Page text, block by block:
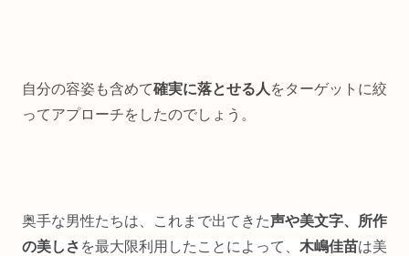
自分の容姿も含めて確実に落とせる人 をターゲットに絞
ってアプローチをしたのでしょう。
奥手な男性たちは、これまで出てきた声や美文字、所作
の美しさ を最大限利用したことによって、 木嶋佳苗は美